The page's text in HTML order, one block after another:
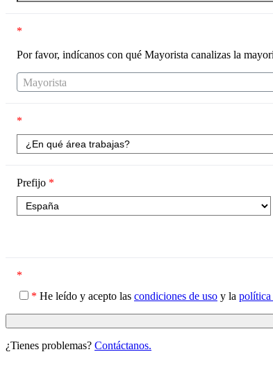
*
Por favor, indícanos con qué Mayorista canalizas la
Mayorista
*
Prefijo *
*
* He leído y acepto las condiciones de uso y la política
¿Tienes problemas? Contáctanos.